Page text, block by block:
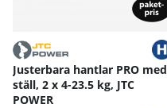
Justerbara hantlar PRO med
ställ, 2 x 4-23.5 kg, JTC
POWER